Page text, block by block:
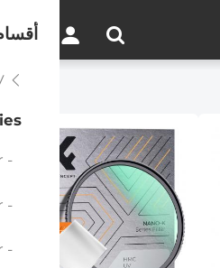
0
- MCUV - Nano-Klear
- Ultra Thin Frame MCUV Filters - Nano-Klear
- MCUV+Lens Cap - Nano-Klear